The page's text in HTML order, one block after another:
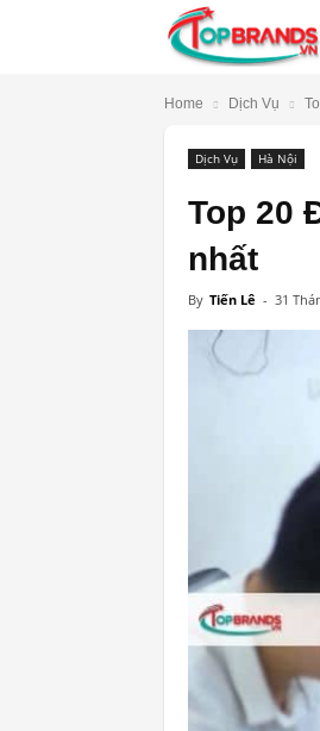
Home Dịch Vụ
Dịch Vụ Hà Nội
Top 20
nhất
By Tiến Lê - 31